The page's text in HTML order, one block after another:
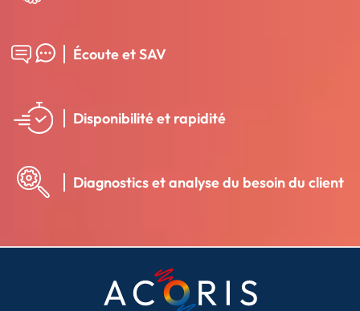
Écoute et SAV
Disponibilité et rapidité
Diagnostics et analyse du besoin du client